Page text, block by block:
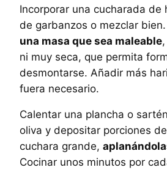
Incorporar una cucharada de
de garbanzos o mezclar bien.
una masa que sea maleable
ni muy seca, que permita
desmontarse. Añadir más
fuera necesario.
Calentar una plancha o
oliva y depositar porciones
cuchara grande,
Cocinar unos minutos por